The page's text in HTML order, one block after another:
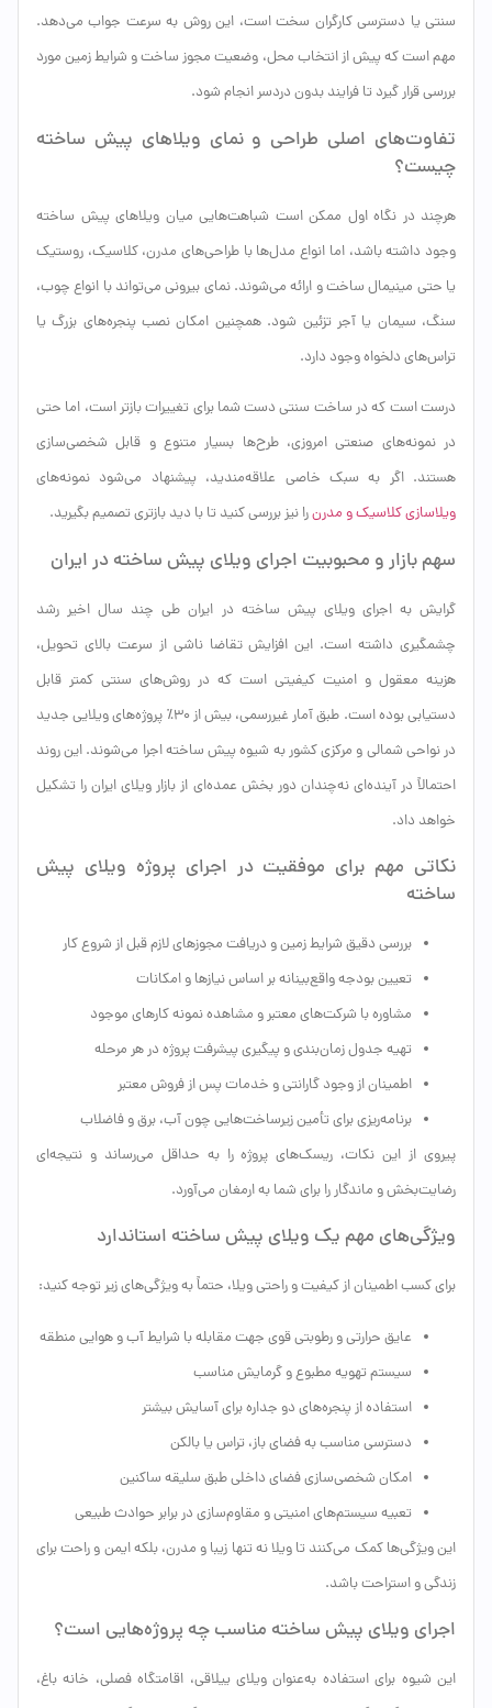
سنتی یا دسترسی کارگران سخت است، این روش به سرعت جواب می‌دهد.
مهم است که پیش از انتخاب محل، وضعیت مجوز ساخت و شرایط زمین مورد
بررسی قرار گیرد تا فرایند بدون دردسر انجام شود.
تفاوت‌های اصلی طراحی و نمای ویلاهای پیش ساخته
چیست؟
هرچند در نگاه اول ممکن است شباهت‌هایی میان ویلاهای پیش ساخته
وجود داشته باشد، اما انواع مدل‌ها با طراحی‌های مدرن، کلاسیک، روستیک
یا حتی مینیمال ساخت و ارائه می‌شوند. نمای بیرونی می‌تواند با انواع چوب،
سنگ، سیمان یا آجر تزئین شود. همچنین امکان نصب پنجره‌های بزرگ یا
تراس‌های دلخواه وجود دارد.
درست است که در ساخت سنتی دست شما برای تغییرات بازتر است، اما حتی
در نمونه‌های صنعتی امروزی، طرح‌ها بسیار متنوع و قابل شخصی‌سازی
هستند. اگر به سبک خاصی علاقه‌مندید، پیشنهاد می‌شود نمونه‌های
ویلاسازی کلاسیک و مدرنرا نیز بررسی کنید تا با دید بازتری تصمیم بگیرید.
سهم بازار و محبوبیت اجرای ویلای پیش ساخته در ایران
گرایش به اجرای ویلای پیش ساخته در ایران طی چند سال اخیر رشد
چشمگیری داشته است. این افزایش تقاضا ناشی از سرعت بالای تحویل،
هزینه معقول و امنیت کیفیتی است که در روش‌های سنتی کمتر قابل
دستیابی بوده است. طبق آمار غیررسمی، بیش از ۳۰٪ پروژه‌های ویلایی جدید
در نواحی شمالی و مرکزی کشور به شیوه پیش ساخته اجرا می‌شوند. این روند
احتمالاً در آینده‌ای نه‌چندان دور بخش عمده‌ای از بازار ویلای ایران را تشکیل
خواهد داد.
نکاتی مهم برای موفقیت در اجرای پروژه ویلای پیش
ساخته
بررسی دقیق شرایط زمین و دریافت مجوزهای لازم قبل از شروع کار
تعیین بودجه واقع‌بینانه بر اساس نیازها و امکانات
مشاوره با شرکت‌های معتبر و مشاهده نمونه کارهای موجود
تهیه جدول زمان‌بندی و پیگیری پیشرفت پروژه در هر مرحله
اطمینان از وجود گارانتی و خدمات پس از فروش معتبر
برنامه‌ریزی برای تأمین زیرساخت‌هایی چون آب، برق و فاضلاب
پیروی از این نکات، ریسک‌های پروژه را به حداقل می‌رساند و نتیجه‌ای
رضایت‌بخش و ماندگار را برای شما به ارمغان می‌آورد.
ویژگی‌های مهم یک ویلای پیش ساخته استاندارد
برای کسب اطمینان از کیفیت و راحتی ویلا، حتماً به ویژگی‌های زیر توجه کنید:
عایق حرارتی و رطوبتی قوی جهت مقابله با شرایط آب و هوایی منطقه
سیستم تهویه مطبوع و گرمایش مناسب
استفاده از پنجره‌های دو جداره برای آسایش بیشتر
دسترسی مناسب به فضای باز، تراس یا بالکن
امکان شخصی‌سازی فضای داخلی طبق سلیقه ساکنین
تعبیه سیستم‌های امنیتی و مقاوم‌سازی در برابر حوادث طبیعی
این ویژگی‌ها کمک می‌کنند تا ویلا نه تنها زیبا و مدرن، بلکه ایمن و راحت برای
زندگی و استراحت باشد.
اجرای ویلای پیش ساخته مناسب چه پروژه‌هایی است؟
این شیوه برای استفاده به‌عنوان ویلای ییلاقی، اقامتگاه فصلی، خانه باغ،